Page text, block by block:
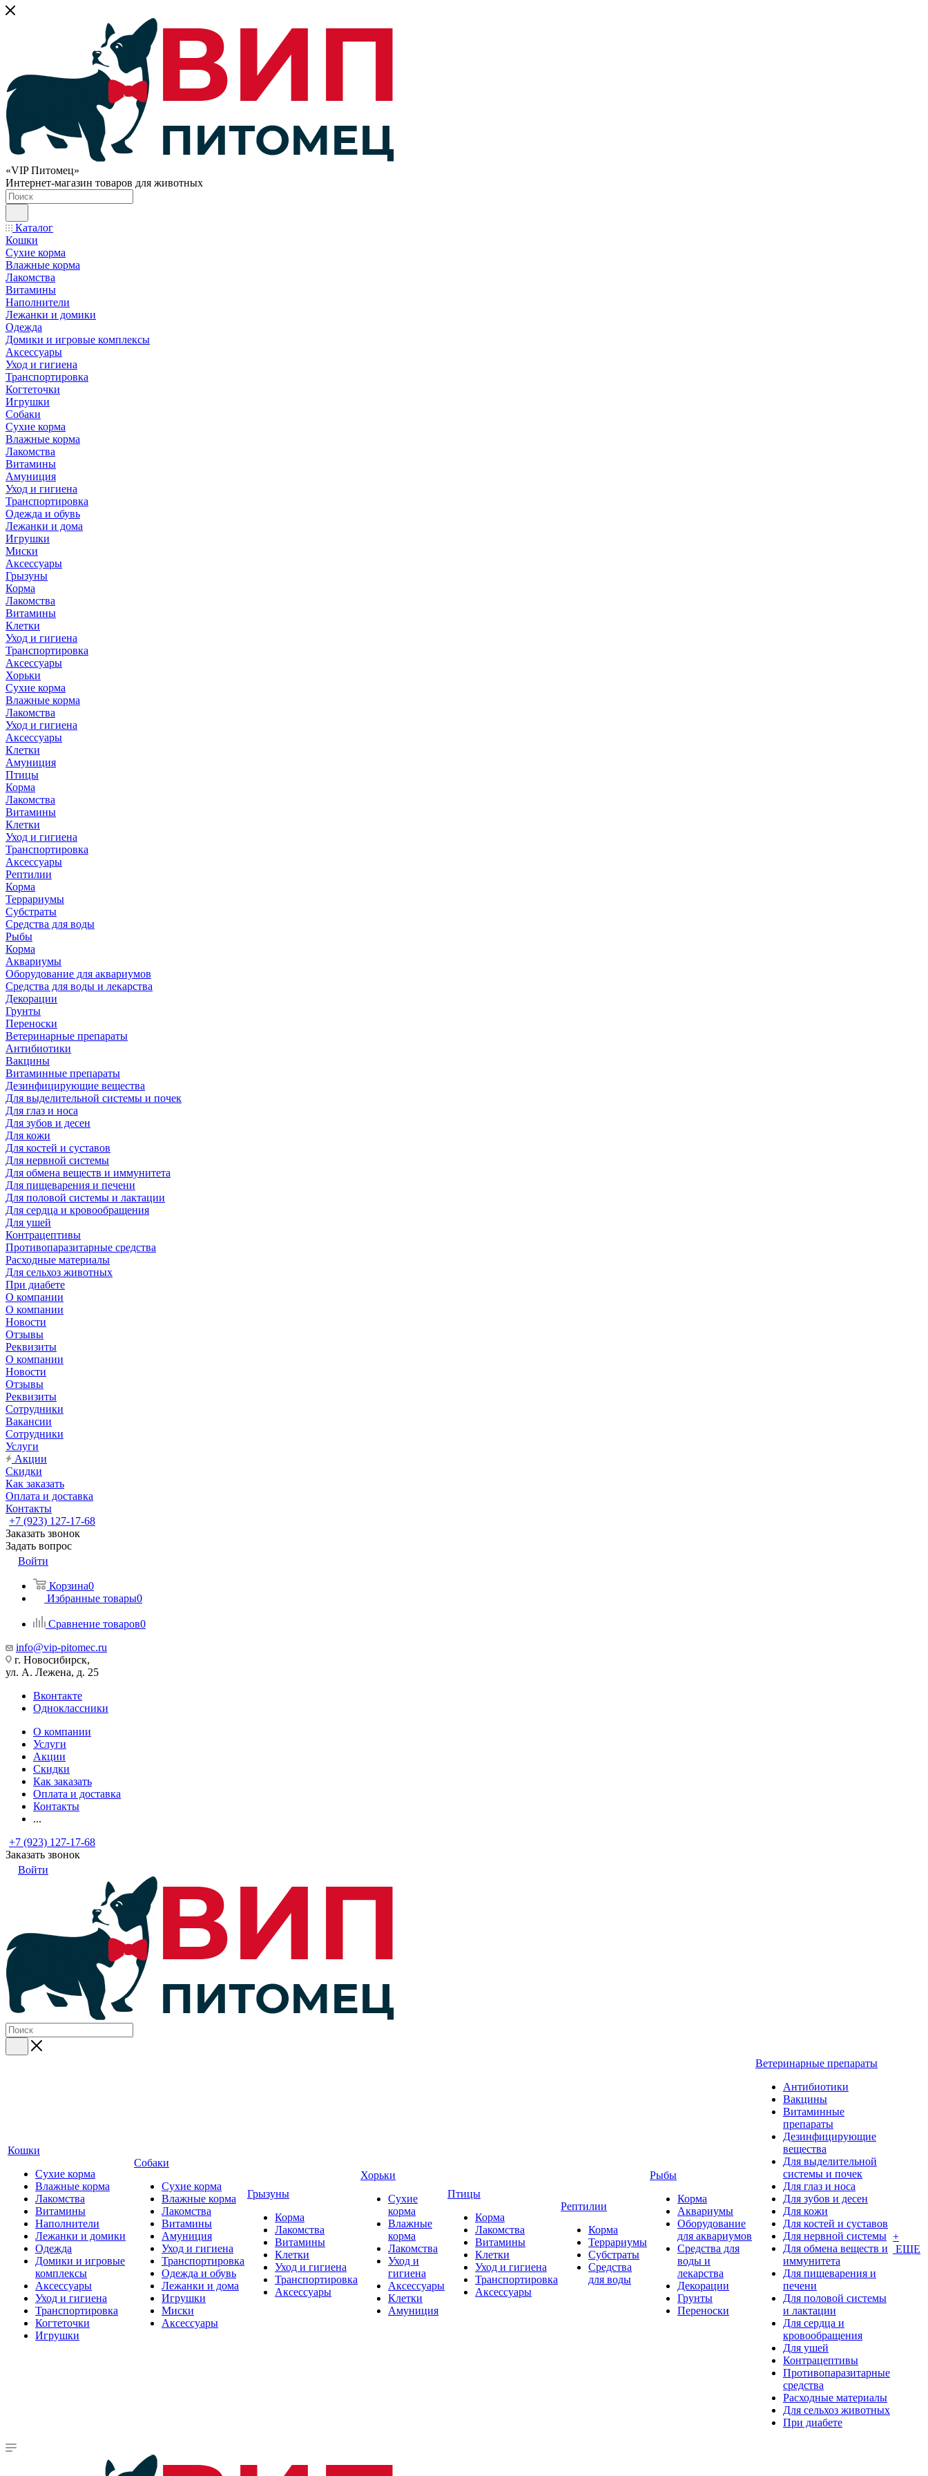
«VIP Питомец»
Интернет-магазин товаров для животных
Каталог
Кошки
Сухие корма
Влажные корма
Лакомства
Витамины
Наполнители
Лежанки и домики
Одежда
Домики и игровые комплексы
Аксессуары
Уход и гигиена
Транспортировка
Когтеточки
Игрушки
Собаки
Сухие корма
Влажные корма
Лакомства
Витамины
Амуниция
Уход и гигиена
Транспортировка
Одежда и обувь
Лежанки и дома
Игрушки
Миски
Аксессуары
Грызуны
Корма
Лакомства
Витамины
Клетки
Уход и гигиена
Транспортировка
Аксессуары
Хорьки
Сухие корма
Влажные корма
Лакомства
Уход и гигиена
Аксессуары
Клетки
Амуниция
Птицы
Корма
Лакомства
Витамины
Клетки
Уход и гигиена
Транспортировка
Аксессуары
Рептилии
Корма
Террариумы
Субстраты
Средства для воды
Рыбы
Корма
Аквариумы
Оборудование для аквариумов
Средства для воды и лекарства
Декорации
Грунты
Переноски
Ветеринарные препараты
Антибиотики
Вакцины
Витаминные препараты
Дезинфицирующие вещества
Для выделительной системы и почек
Для глаз и носа
Для зубов и десен
Для кожи
Для костей и суставов
Для нервной системы
Для обмена веществ и иммунитета
Для пищеварения и печени
Для половой системы и лактации
Для сердца и кровообращения
Для ушей
Контрацептивы
Противопаразитарные средства
Расходные материалы
Для сельхоз животных
При диабете
О компании
О компании
Новости
Отзывы
Реквизиты
О компании
Новости
Отзывы
Реквизиты
Сотрудники
Вакансии
Сотрудники
Услуги
Акции
Скидки
Как заказать
Оплата и доставка
Контакты
+7 (923) 127-17-68
Заказать звонок
Задать вопрос
Войти
Корзина0
Избранные товары0
Сравнение товаров0
info@vip-pitomec.ru
г. Новосибирск,
ул. А. Лежена, д. 25
Вконтакте
Одноклассники
О компании
Услуги
Акции
Скидки
Как заказать
Оплата и доставка
Контакты
...
+7 (923) 127-17-68
Заказать звонок
Войти
Кошки
Сухие корма
Влажные корма
Лакомства
Витамины
Наполнители
Лежанки и домики
Одежда
Домики и игровые
комплексы
Аксессуары
Уход и гигиена
Транспортировка
Когтеточки
Игрушки
Собаки
Сухие корма
Влажные корма
Лакомства
Витамины
Амуниция
Уход и гигиена
Транспортировка
Одежда и обувь
Лежанки и дома
Игрушки
Миски
Аксессуары
Грызуны
Корма
Лакомства
Витамины
Клетки
Уход и гигиена
Транспортировка
Аксессуары
Хорьки
Сухие
корма
Влажные
корма
Лакомства
Уход и
гигиена
Аксессуары
Клетки
Амуниция
Птицы
Корма
Лакомства
Витамины
Клетки
Уход и гигиена
Транспортировка
Аксессуары
Рептилии
Корма
Террариумы
Субстраты
Средства
для воды
Рыбы
Корма
Аквариумы
Оборудование
для аквариумов
Средства для
воды и
лекарства
Декорации
Грунты
Переноски
Ветеринарные препараты
Антибиотики
Вакцины
Витаминные
препараты
Дезинфицирующие
вещества
Для выделительной
системы и почек
Для глаз и носа
Для зубов и десен
Для кожи
Для костей и суставов
Для нервной системы
Для обмена веществ и
иммунитета
Для пищеварения и
печени
Для половой системы
и лактации
Для сердца и
кровообращения
Для ушей
Контрацептивы
Противопаразитарные
средства
Расходные материалы
Для сельхоз животных
При диабете
+
ЕЩЕ